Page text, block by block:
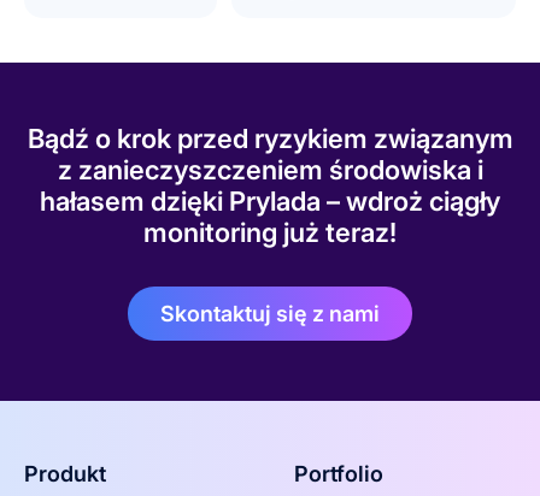
Bądź o krok przed ryzykiem związanym
z zanieczyszczeniem środowiska i
hałasem dzięki Prylada – wdroż ciągły
monitoring już teraz!
Skontaktuj się z nami
Produkt Portfolio